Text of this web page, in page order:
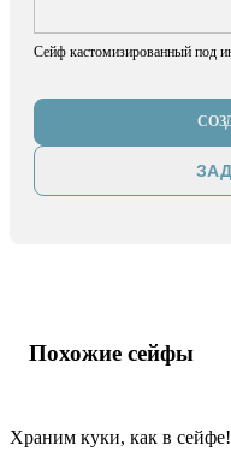
Сейф кастомизированный под
Похожие сейфы
Храним куки, как в сейфе!